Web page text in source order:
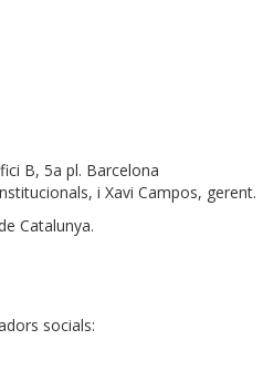
B, 5a pl. Barcelona
i Xavi Campos, gerent.
Catalunya.
socials: